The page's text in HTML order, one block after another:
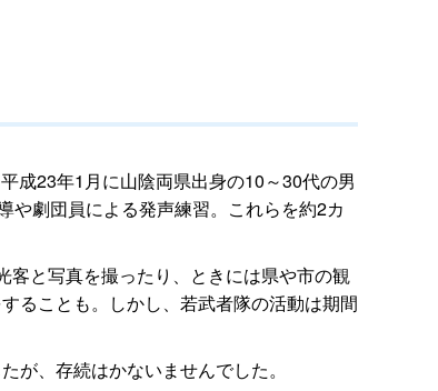
成23年1月に山陰両県出身の10～30代の男
や劇団員による発声練習。これらを約2カ
と写真を撮ったり、ときには県や市の観
ることも。しかし、若武者隊の活動は期間
、存続はかないませんでした。